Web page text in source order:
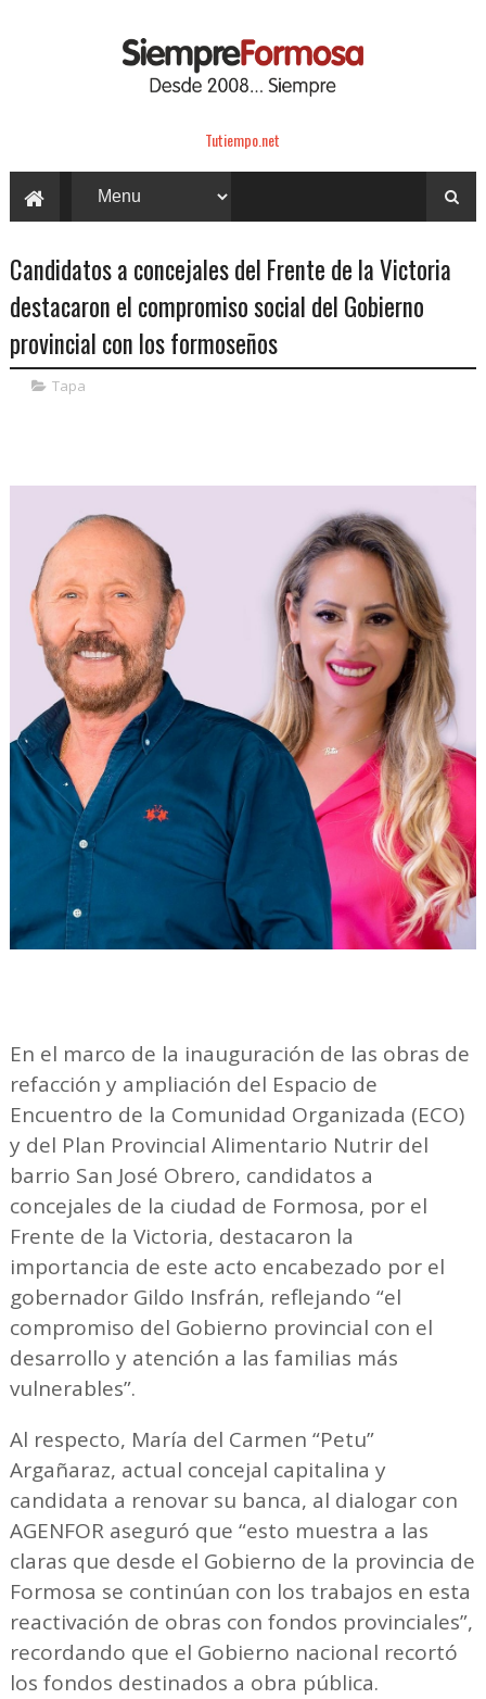
Tutiempo.net
Candidatos a concejales del Frente de la Victoria
destacaron el compromiso social del Gobierno
provincial con los formoseños
Tapa
En el marco de la inauguración de las obras de
refacción y ampliación del Espacio de
Encuentro de la Comunidad Organizada (ECO)
y del Plan Provincial Alimentario Nutrir del
barrio San José Obrero, candidatos a
concejales de la ciudad de Formosa, por el
Frente de la Victoria, destacaron la
importancia de este acto encabezado por el
gobernador Gildo Insfrán, reflejando “el
compromiso del Gobierno provincial con el
desarrollo y atención a las familias más
vulnerables”.
Al respecto, María del Carmen “Petu”
Argañaraz, actual concejal capitalina y
candidata a renovar su banca, al dialogar con
AGENFOR aseguró que “esto muestra a las
claras que desde el Gobierno de la provincia de
Formosa se continúan con los trabajos en esta
reactivación de obras con fondos provinciales”,
recordando que el Gobierno nacional recortó
los fondos destinados a obra pública.